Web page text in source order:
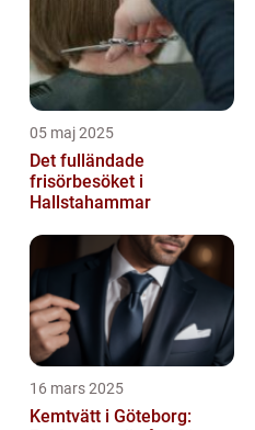
05 maj 2025
Det fulländade
frisörbesöket i
Hallstahammar
16 mars 2025
Kemtvätt i Göteborg: